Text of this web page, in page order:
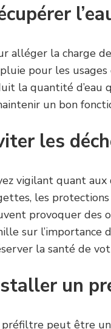
alléger la charge
pour les usages
la quantité d’eau
un bon
les
vigilant quant
les
provoquer des
sur l’importance
la santé de
un
préfiltre peut être